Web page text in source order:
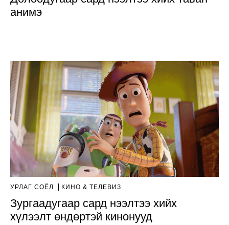
анимэ
УРЛАГ СОЁЛ КИНО & ТЕЛЕВИЗ
Зургаадугаар сард нээлтээ хийх
хүлээлт өндөртэй кинонууд